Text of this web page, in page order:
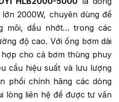
2000W, chuyên dùng để
môi, dầu nhớt… trong các
độ cao. Với ống bơm dài
cho cả bơm thùng phuy
cầu hiệu suất và lưu lượng
phối chính hãng các dòng
lòng liên hệ để được tư vấn